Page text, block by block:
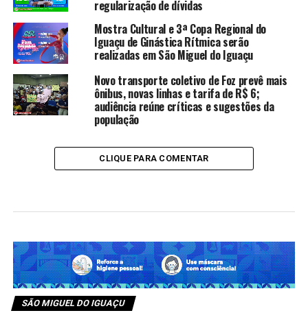
regularização de dívidas
Mostra Cultural e 3ª Copa Regional do
Iguaçu de Ginástica Rítmica serão
realizadas em São Miguel do Iguaçu
Novo transporte coletivo de Foz prevê mais
ônibus, novas linhas e tarifa de R$ 6;
audiência reúne críticas e sugestões da
população
CLIQUE PARA COMENTAR
SÃO MIGUEL DO IGUAÇU